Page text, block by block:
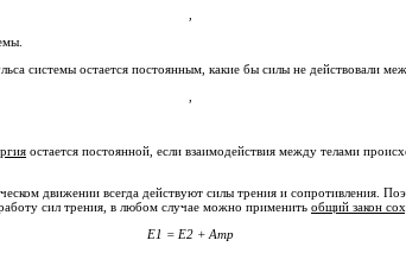
системы остается постоянным, какие бы силы не действовали
остается постоянной, если взаимодействия между телами
движении всегда действуют силы трения и сопротивления.
во внутреннюю энергию) неизбежны. Но, учитывая работу сил трения, в любом случае можно применить общий закон
E1 = E2+ Aтр